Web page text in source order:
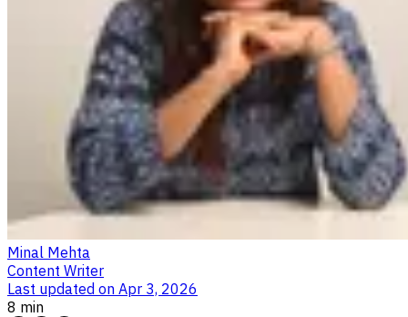
Minal Mehta
Content Writer
Last updated on Apr 3, 2026
8 min